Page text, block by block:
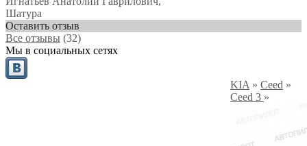
Шатура
Оставить отзыв
Все отзывы (32)
Мы в социальных сетях
KIA » Ceed »
Ceed 3 »